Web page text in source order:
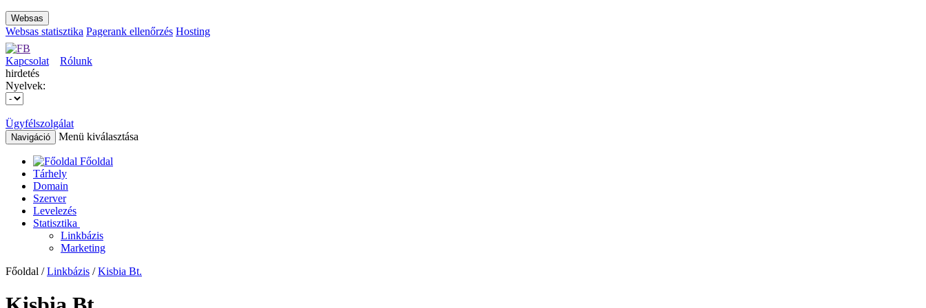
Websas
Websas statisztika Pagerank ellenőrzés Hosting
Kapcsolat
Rólunk
hirdetés
Nyelvek:
Ügyfélszolgálat
Navigáció Menü kiválasztása
Főoldal
Tárhely
Domain
Szerver
Levelezés
Statisztika
Linkbázis
Marketing
Főoldal /Linkbázis /Kisbia Bt.